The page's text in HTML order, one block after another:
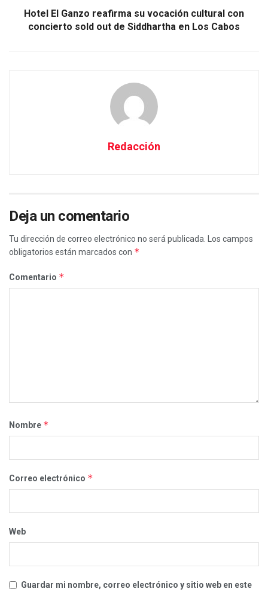
Hotel El Ganzo reafirma su vocación cultural con
concierto sold out de Siddhartha en Los Cabos
Redacción
Deja un comentario
Tu dirección de correo electrónico no será publicada.
Los campos
obligatorios están marcados con *
Comentario *
Nombre *
Correo electrónico *
Web
Guardar mi nombre, correo electrónico y sitio web en este